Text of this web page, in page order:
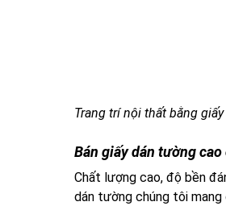
Trang trí nội thất bằng
Bán giấy dán tường cao
Chất lượng cao, độ bền
dán tường chúng tôi mang